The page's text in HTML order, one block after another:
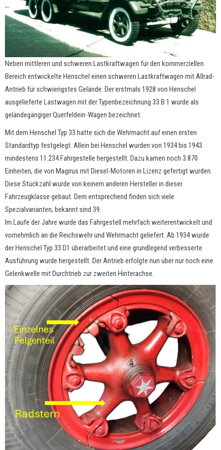
Neben mittleren und schweren Lastkraftwagen für den kommerziellen
Bereich entwickelte Henschel einen schweren Lastkraftwagen mit Allrad-
Antrieb für schwierigstes Gelände. Der erstmals 1928 von Henschel
ausgelieferte Lastwagen mit der Typenbezeichnung 33 B 1 wurde als
geländegängiger Querfeldein-Wagen bezeichnet.
Mit dem Henschel Typ 33 hatte sich die Wehrmacht auf einen ersten
Standardtyp festgelegt. Allein bei Henschel wurden von 1934 bis 1943
mindestens 11.234 Fahrgestelle hergestellt. Dazu kamen noch 3.870
Einheiten, die von Magirus mit Diesel-Motoren in Lizenz gefertigt wurden.
Diese Stückzahl wurde von keinem anderen Hersteller in dieser
Fahrzeugklasse gebaut. Dem entsprechend finden sich viele
Spezialvarianten, bekannt sind 39.
Im Laufe der Jahre wurde das Fahrgestell mehrfach weiterentwickelt und
vornehmlich an die Reichswehr und Wehrmacht geliefert. Ab 1934 wurde
der Henschel Typ 33 D1 überarbeitet und eine grundlegend verbesserte
Ausführung wurde hergestellt. Der Antrieb erfolgte nun über nur noch eine
Gelenkwelle mit Durchtrieb zur zweiten Hinterachse.